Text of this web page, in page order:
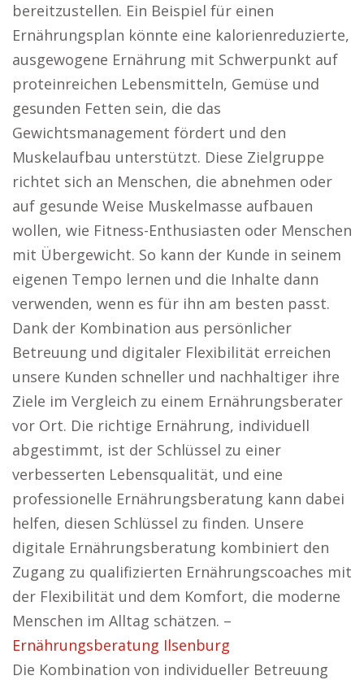
bereitzustellen. Ein Beispiel für einen
Ernährungsplan könnte eine kalorienreduzierte,
ausgewogene Ernährung mit Schwerpunkt auf
proteinreichen Lebensmitteln, Gemüse und
gesunden Fetten sein, die das
Gewichtsmanagement fördert und den
Muskelaufbau unterstützt. Diese Zielgruppe
richtet sich an Menschen, die abnehmen oder
auf gesunde Weise Muskelmasse aufbauen
wollen, wie Fitness-Enthusiasten oder Menschen
mit Übergewicht. So kann der Kunde in seinem
eigenen Tempo lernen und die Inhalte dann
verwenden, wenn es für ihn am besten passt.
Dank der Kombination aus persönlicher
Betreuung und digitaler Flexibilität erreichen
unsere Kunden schneller und nachhaltiger ihre
Ziele im Vergleich zu einem Ernährungsberater
vor Ort. Die richtige Ernährung, individuell
abgestimmt, ist der Schlüssel zu einer
verbesserten Lebensqualität, und eine
professionelle Ernährungsberatung kann dabei
helfen, diesen Schlüssel zu finden. Unsere
digitale Ernährungsberatung kombiniert den
Zugang zu qualifizierten Ernährungscoaches mit
der Flexibilität und dem Komfort, die moderne
Menschen im Alltag schätzen. –
Ernährungsberatung Ilsenburg
Die Kombination von individueller Betreuung